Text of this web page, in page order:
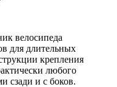
велосипеда
для длительных
крепления
любого
сзади и с боков.